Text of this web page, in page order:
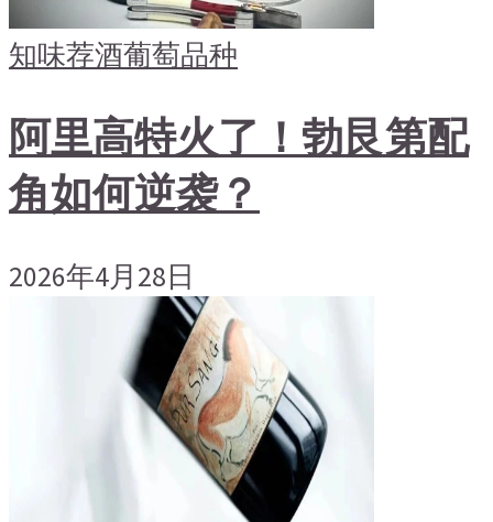
知味荐酒葡萄品种
阿里高特火了！勃艮第配
角如何逆袭？
2026年4月28日